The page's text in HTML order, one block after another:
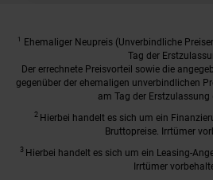
1
Ehemaliger Neupreis (Unverbindliche
Tag der
Der errechnete Preisvorteil sowie die
gegenüber der ehemaligen unverbindlichen
am Tag der Erstzulassung
2 Hierbei handelt es sich um ein
Bruttopreise. Irrtümer
3 Hierbei handelt es sich um ein Leasing-
Irrtümer